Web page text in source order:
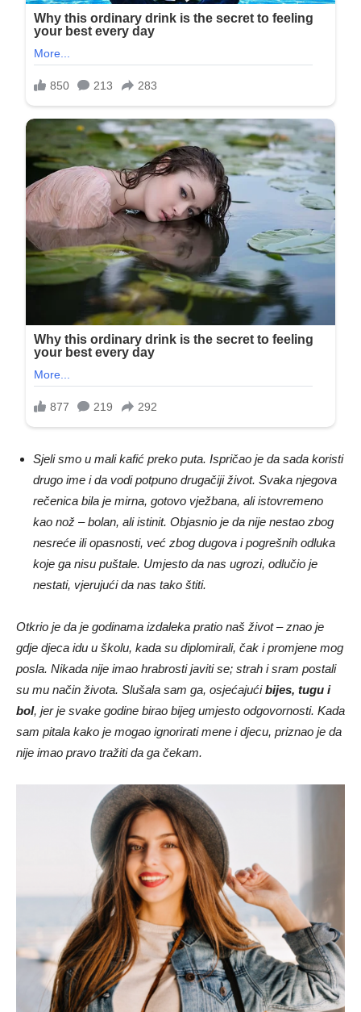
Sjeli smo u mali kafić preko puta. Ispričao je da sada koristi
drugo ime i da vodi potpuno drugačiji život. Svaka njegova
rečenica bila je mirna, gotovo vježbana, ali istovremeno
kao nož – bolan, ali istinit. Objasnio je da nije nestao zbog
nesreće ili opasnosti, već zbog dugova i pogrešnih odluka
koje ga nisu puštale. Umjesto da nas ugrozi, odlučio je
nestati, vjerujući da nas tako štiti.
Otkrio je da je godinama izdaleka pratio naš život – znao je
gdje djeca idu u školu, kada su diplomirali, čak i promjene mog
posla. Nikada nije imao hrabrosti javiti se; strah i sram postali
su mu način života. Slušala sam ga, osjećajućibijes, tugu i
bol, jer je svake godine birao bijeg umjesto odgovornosti. Kada
sam pitala kako je mogao ignorirati mene i djecu, priznao je da
nije imao pravo tražiti da ga čekam.